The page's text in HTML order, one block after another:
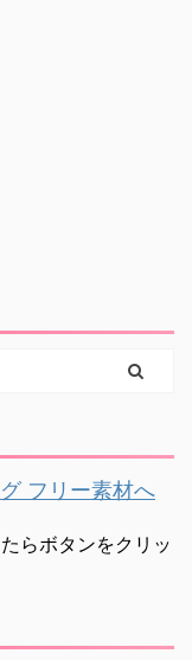
らボタンをクリッ